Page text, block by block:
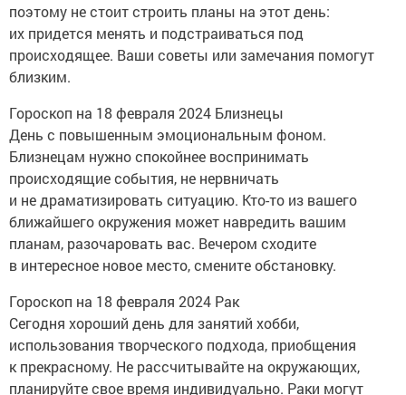
поэтому не стоит строить планы на этот день:
их придется менять и подстраиваться под
происходящее. Ваши советы или замечания помогут
близким.
Гороскоп на 18 февраля 2024 Близнецы
День с повышенным эмоциональным фоном.
Близнецам нужно спокойнее воспринимать
происходящие события, не нервничать
и не драматизировать ситуацию. Кто-то из вашего
ближайшего окружения может навредить вашим
планам, разочаровать вас. Вечером сходите
в интересное новое место, смените обстановку.
Гороскоп на 18 февраля 2024 Рак
Сегодня хороший день для занятий хобби,
использования творческого подхода, приобщения
к прекрасному. Не рассчитывайте на окружающих,
планируйте свое время индивидуально. Раки могут